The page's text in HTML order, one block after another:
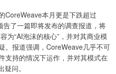
本月更是下跌超过
了一篇即将发布的调查报道，将
为“AI泡沫的核心”，并对其商业模
。报道强调，CoreWeave几乎不可
支持的情况下运作，并对其模式在
问。